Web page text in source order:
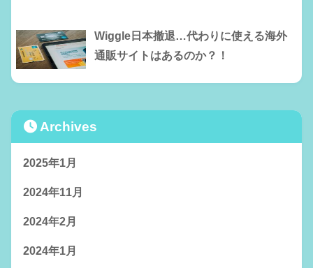
Wiggle日本撤退…代わりに使える海外
通販サイトはあるのか？！
Archives
2025年1月
2024年11月
2024年2月
2024年1月